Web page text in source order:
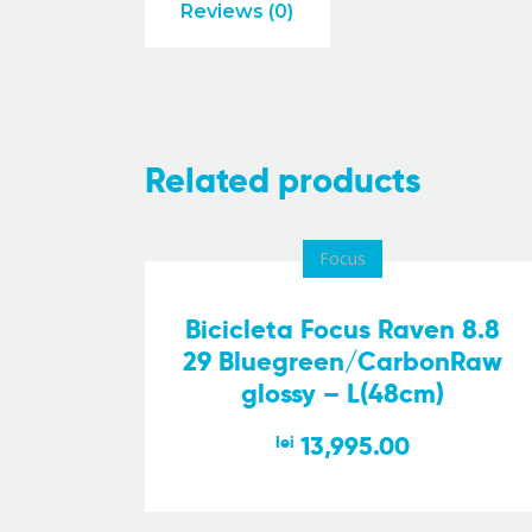
Reviews (0)
Related products
Focus
Bicicleta Focus Raven 8.8
29 Bluegreen/CarbonRaw
glossy – L(48cm)
lei 13,995.00